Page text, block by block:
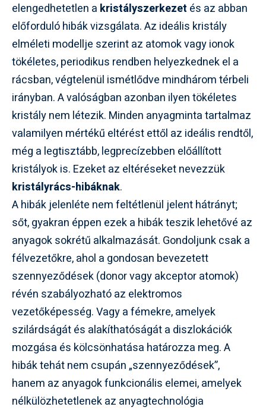
elengedhetetlen a kristályszerkezet és az abban
előforduló hibák vizsgálata. Az ideális kristály
elméleti modellje szerint az atomok vagy ionok
tökéletes, periodikus rendben helyezkednek el a
rácsban, végtelenül ismétlődve mindhárom térbeli
irányban. A valóságban azonban ilyen tökéletes
kristály nem létezik. Minden anyagminta tartalmaz
valamilyen mértékű eltérést ettől az ideális rendtől,
még a legtisztább, legprecízebben előállított
kristályok is. Ezeket az eltéréseket nevezzük
kristályrács-hibáknak.
A hibák jelenléte nem feltétlenül jelent hátrányt;
sőt, gyakran éppen ezek a hibák teszik lehetővé az
anyagok sokrétű alkalmazását. Gondoljunk csak a
félvezetőkre, ahol a gondosan bevezetett
szennyeződések (donor vagy akceptor atomok)
révén szabályozható az elektromos
vezetőképesség. Vagy a fémekre, amelyek
szilárdságát és alakíthatóságát a diszlokációk
mozgása és kölcsönhatása határozza meg. A
hibák tehát nem csupán „szennyeződések”,
hanem az anyagok funkcionális elemei, amelyek
nélkülözhetetlenek az anyagtechnológia